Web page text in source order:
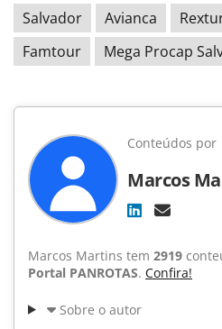
Salvador Avianca
Famtour
Mega Procap
Conteúdos por
Marcos
Marcos Martins tem 2919
Portal PANROTAS. Confira!
Sobre o autor